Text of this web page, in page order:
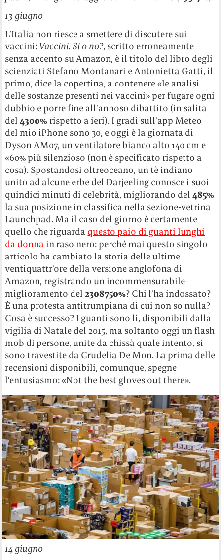
13 giugno
L’Italia non riesce a smettere di discutere sui
vaccini: Vaccini. Si o no?, scritto erroneamente
senza accento su Amazon, è il titolo del libro degli
scienziati Stefano Montanari e Antonietta Gatti, il
primo, dice la copertina, a contenere «le analisi
delle sostanze presenti nei vaccini» per fugare ogni
dubbio e porre fine all’annoso dibattito (in salita
del4300% rispetto a ieri). I gradi sull’app Meteo
del mio iPhone sono 30, e oggi è la giornata di
Dyson AM07, un ventilatore bianco alto 140 cm e
«60% più silenzioso (non è specificato rispetto a
cosa). Spostandosi oltreoceano, un tè indiano
unito ad alcune erbe del Darjeeling conosce i suoi
quindici minuti di celebrità, migliorando del485%
la sua posizione in classifica nella sezione-vetrina
Launchpad. Ma il caso del giorno è certamente
quello che riguarda questo paio di guanti lunghi
da donna in raso nero: perché mai questo singolo
articolo ha cambiato la storia delle ultime
ventiquattr’ore della versione anglofona di
Amazon, registrando un incommensurabile
miglioramento del2308750%? Chi l’ha indossato?
È una protesta antitrumpiana di cui non so nulla?
Cosa è successo? I guanti sono lì, disponibili dalla
vigilia di Natale del 2015, ma soltanto oggi un flash
mob di persone, unite da chissà quale intento, si
sono travestite da Crudelia De Mon. La prima delle
recensioni disponibili, comunque, spegne
l’entusiasmo: «Not the best gloves out there».
14 giugno